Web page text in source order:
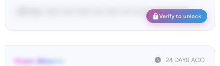
<#• Yo•• •••••• ••••• •••••• ••••• ••••• •••• •••• •••• •••••• ••••••
Verify to unlock
24 DAYS AGO
From: Wha•••••